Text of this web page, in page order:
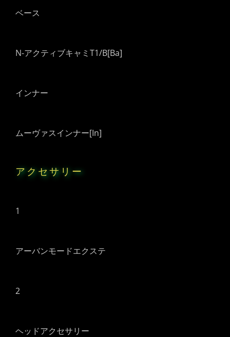
ベース
N-アクティブキャミT1/B[Ba]
インナー
ムーヴァスインナー[In]
アクセサリー
1
アーバンモードエクステ
2
ヘッドアクセサリー